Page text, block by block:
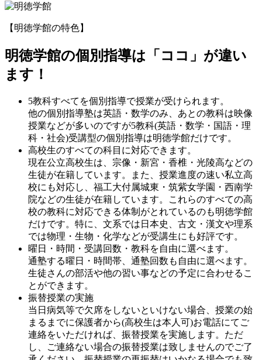
【明徳学館の特色】
明徳学館の個別指導は「ココ」が違い
ます！
5教科すべてを個別指導で授業が受けられます。
他の個別指導塾は英語・数学のみ、あとの教科は映像
授業などが多いのですが5教科(英語・数学・国語・理
科・社会)受講型の個別指導は明徳学館だけです。
高校生のすべての科目に対応できます。
現在公立高校生は、宗像・新宮・香椎・光陵高などの
生徒が在籍しています。また、授業進度の速い私立高
校にも対応し、福工大付属城東・筑紫女学園・西南学
院などの生徒が在籍しています。これらのすべての高
校の教科に対応できる体制がとれているのも明徳学館
だけです。特に、文系では日本史、古文・漢文や理系
では物理・生物・化学などが受講生にも好評です。
曜日・時間・受講回数・教科を自由に選べます。
通塾する曜日・時間帯、通塾回数も自由に選べます。
生徒さんの部活や他の習い事などの予定に合わせるこ
とができます。
振替授業の実施
当日病気等で欠席をしないといけない場合、授業の始
まるまでに保護者から(高校生は本人可)お電話にてご
連絡をいただければ、振替授業を実施します。ただ
し、ご連絡ない場合の振替授業は致しませんのでご了